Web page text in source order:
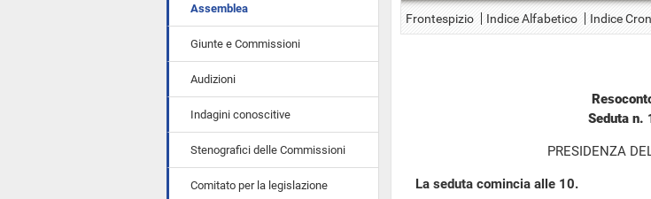
Assemblea
Giunte e Commissioni
Audizioni
Indagini conoscitive
Stenografici delle Commissioni
Comitato per la legislazione
Frontespizio Indice Alfabetico Indice
Seduta n.
PRESIDENZA
La seduta comincia alle 10.